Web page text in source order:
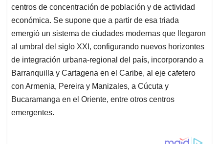
centros de concentración de población y de actividad
económica. Se supone que a partir de esa triada
emergió un sistema de ciudades modernas que llegaron
al umbral del siglo XXI, configurando nuevos horizontes
de integración urbana-regional del país, incorporando a
Barranquilla y Cartagena en el Caribe, al eje cafetero
con Armenia, Pereira y Manizales, a Cúcuta y
Bucaramanga en el Oriente, entre otros centros
emergentes.